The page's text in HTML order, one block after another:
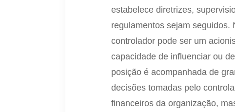
estabelece diretrizes,
regulamentos sejam seguidos.
controlador pode ser um
capacidade de influenciar ou
posição é acompanhada de
decisões tomadas pelo
financeiros da organização,